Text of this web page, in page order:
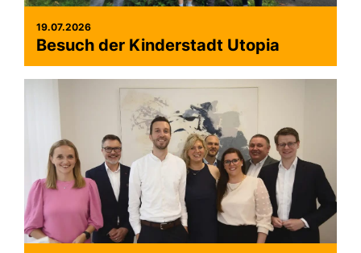
19.07.2026
Besuch der Kinderstadt Utopia